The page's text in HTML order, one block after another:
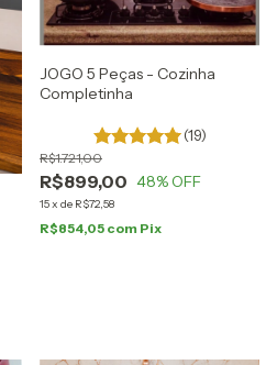
JOGO 5 Peças - Cozinha
Completinha
(19)
R$899,00
R$1.721,00
48% OFF
15x de R$72,58
R$854,05 com Pix